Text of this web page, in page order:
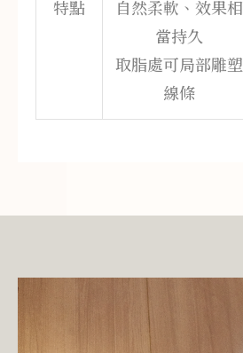
特點
自然柔軟、效果相
當持久
取脂處可局部雕塑
線條